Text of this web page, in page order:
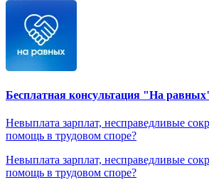
Бесплатная консультация "На
Невыплата зарплат, несправедливые
помощь в трудовом споре?
Невыплата зарплат, несправедливые
помощь в трудовом споре?